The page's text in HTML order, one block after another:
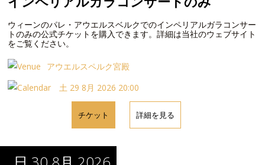
ウィーンのパレ・アウエルスベルクでのインペリアルガラコンサー
トのみの公式チケットを購入できます。詳細は当社のウェブサイト
をご覧ください。
アウエルスペルク宮殿
土 29 8月 2026 20:00
チケット 詳細を見る